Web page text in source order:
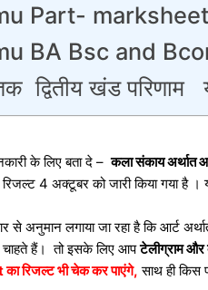
Part-
BA Bsc and
द्वितीय खंड
के लिए बता दे –कला संकाय अर्थात
4 अक्टूबर को जारी किया गया है ।
से अनुमान लगाया जा रहा है कि आर्ट
चाहते हैं। तो इसके लिए आपटेलीग्राम और
रिजल्ट भी चेक कर पाएंगे, साथ ही किस